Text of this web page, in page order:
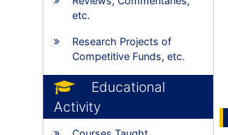
etc.
Research Projects of
Competitive Funds, etc.
Educational
Activity